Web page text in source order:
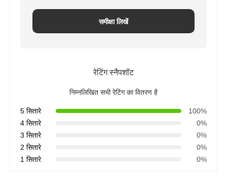
समीक्षा लिखें
रेटिंग स्नैपशॉट
निम्नलिखित सभी रेटिंग का वितरण है
5 सितारे
100%
4 सितारे
0%
3 सितारे
0%
2 सितारे
0%
1 सितारे
0%